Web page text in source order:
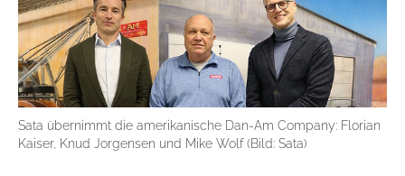
Sata übernimmt die amerikanische Dan-Am Company: Florian
Kaiser, Knud Jorgensen und Mike Wolf (Bild: Sata)